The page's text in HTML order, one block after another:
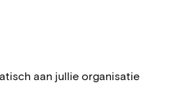
aan jullie organisatie